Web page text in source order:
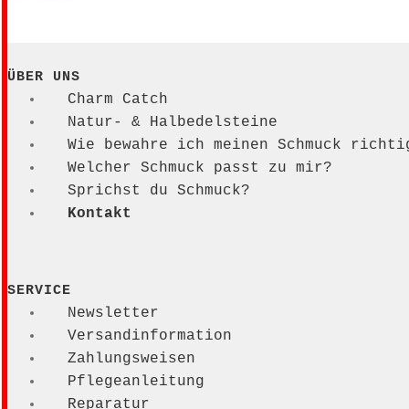
ÜBER UNS
Charm Catch
Natur- & Halbedelsteine
Wie bewahre ich meinen Schmuck
Welcher Schmuck passt zu mir?
Sprichst du Schmuck?
Kontakt
SERVICE
Newsletter
Versandinformation
Zahlungsweisen
Pflegeanleitung
Reparatur